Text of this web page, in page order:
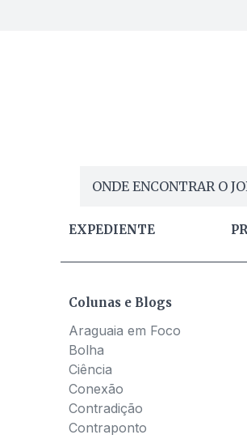
ONDE ENCONTRAR O
EXPEDIENTE
Colunas e Blogs
Araguaia em Foco
Bolha
Ciência
Conexão
Contradição
Contraponto